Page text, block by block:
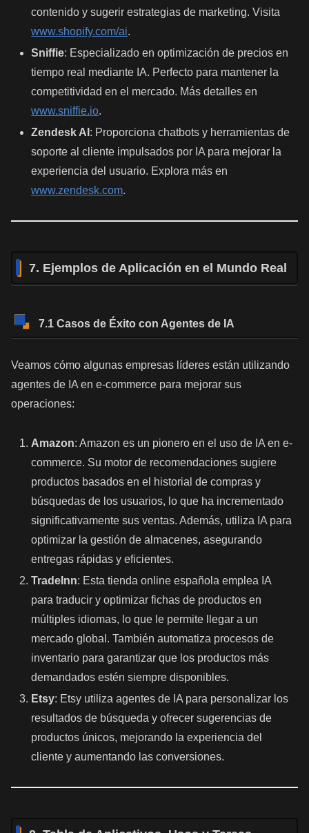
contenido y sugerir estrategias de marketing. Visita
www.shopify.com/ai.
Sniffie: Especializado en optimización de precios en
tiempo real mediante IA. Perfecto para mantener la
competitividad en el mercado. Más detalles en
www.sniffie.io.
Zendesk AI : Proporciona chatbots y herramientas de
soporte al cliente impulsados por IA para mejorar la
experiencia del usuario. Explora más en
www.zendesk.com.
7. Ejemplos de Aplicación en el Mundo Real
7.1 Casos de Éxito con Agentes de IA
Veamos cómo algunas empresas líderes están utilizando
agentes de IA en e-commerce para mejorar sus
operaciones:
Amazon: Amazon es un pionero en el uso de IA en e-
commerce. Su motor de recomendaciones sugiere
productos basados en el historial de compras y
búsquedas de los usuarios, lo que ha incrementado
significativamente sus ventas. Además, utiliza IA para
optimizar la gestión de almacenes, asegurando
entregas rápidas y eficientes.
TradeInn: Esta tienda online española emplea IA
para traducir y optimizar fichas de productos en
múltiples idiomas, lo que le permite llegar a un
mercado global. También automatiza procesos de
inventario para garantizar que los productos más
demandados estén siempre disponibles.
Etsy: Etsy utiliza agentes de IA para personalizar los
resultados de búsqueda y ofrecer sugerencias de
productos únicos, mejorando la experiencia del
cliente y aumentando las conversiones.